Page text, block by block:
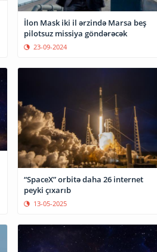
İlon Mask iki il ərzində Marsa beş
pilotsuz missiya göndərəcək
23-09-2024
“SpaceX” orbitə daha 26 internet
peyki çıxarıb
13-05-2025